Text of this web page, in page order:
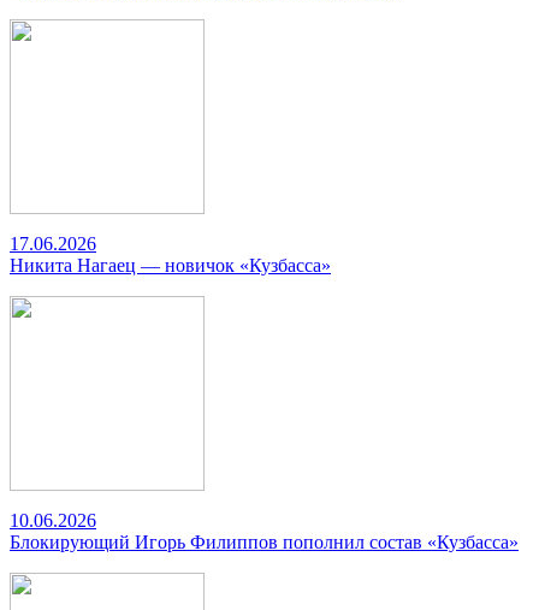
17.06.2026
Никита Нагаец — новичок «Кузбасса»
10.06.2026
Блокирующий Игорь Филиппов пополнил состав «Кузбасса»